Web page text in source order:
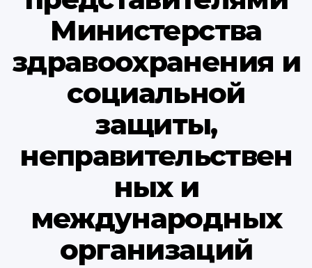
Министерства
здравоохранения и
социальной
защиты,
неправительствен
ных и
международных
организаций